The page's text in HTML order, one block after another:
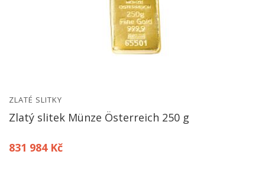
ZLATÉ SLITKY
Zlatý slitek Münze Österreich 250 g
831 984 Kč